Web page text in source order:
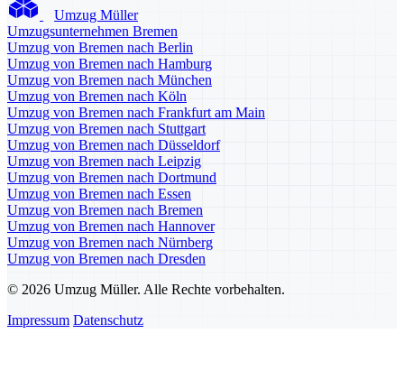
Umzug Müller
Umzugsunternehmen Bremen
Umzug von Bremen nach Berlin
Umzug von Bremen nach Hamburg
Umzug von Bremen nach München
Umzug von Bremen nach Köln
Umzug von Bremen nach Frankfurt am Main
Umzug von Bremen nach Stuttgart
Umzug von Bremen nach Düsseldorf
Umzug von Bremen nach Leipzig
Umzug von Bremen nach Dortmund
Umzug von Bremen nach Essen
Umzug von Bremen nach Bremen
Umzug von Bremen nach Hannover
Umzug von Bremen nach Nürnberg
Umzug von Bremen nach Dresden
© 2026 Umzug Müller. Alle Rechte vorbehalten.
Impressum Datenschutz